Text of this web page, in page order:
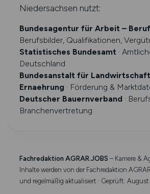
Niedersachsen nutzt:
Bundesagentur für Arbeit –
Berufsbilder, Qualifikationen,
Statistisches Bundesamt ·
Deutschland
Bundesanstalt für
Ernaehrung · Förderung &
Deutscher Bauernverband ·
Branchenvertretung
Fachredaktion AGRAR.JOBS – Karriere &
Inhalte werden von der Fachredaktion
und regelmäßig aktualisiert · Geprüft: